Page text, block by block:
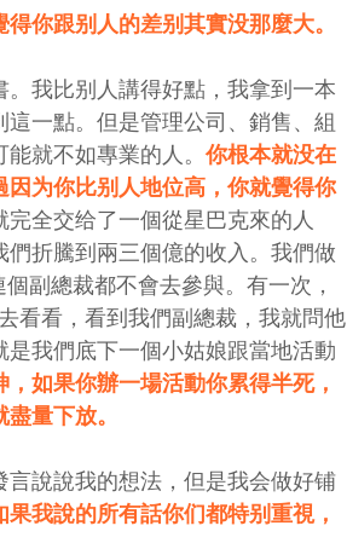
你跟别人的差别其實没那麼大。
我比别人講得好點，我拿到一本
一點。但是管理公司、銷售、組
就不如專業的人。你根本就没在
为你比别人地位高，你就覺得你
完全交给了一個從星巴克來的人
折騰到兩三個億的收入。我們做
副總裁都不會去參與。有一次，
看看，看到我們副總裁，我就問他
我們底下一個小姑娘跟當地活動
如果你辦一場活動你累得半死，
量下放。
說說我的想法，但是我会做好铺
我說的所有話你们都特别重視，